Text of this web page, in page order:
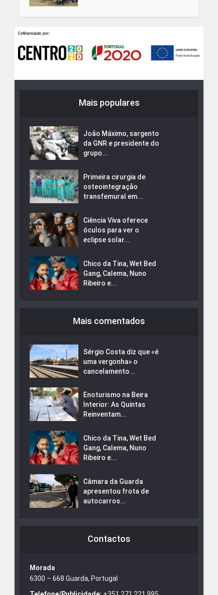
Mais populares
João Máximo, sargento
da GNR e presidente do
grupo...
Primeira cirurgia de
osteointegração
transfemural em...
Ciência Viva oferece
óculos para ver o
eclipse solar...
Chico da Tina, Wet Bed
Gang, Calema, Nuno
Ribeiro e...
Mais comentados
Sérgio Costa diz que «é
uma vergonha» o
cancelamento...
Enoturismo na Beira
Interior: As Quintas
Reinventam...
Chico da Tina, Wet Bed
Gang, Calema, Nuno
Ribeiro e...
Câmara da Guarda
apresentou frota de
autocarros...
Contactos
Morada
6300 – 668 Guarda, Portugal